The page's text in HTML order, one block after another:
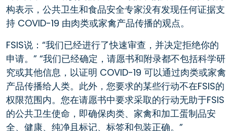
构表示，公共卫生和食品安全专家没有发现任何证据支
持 COVID-19 由肉类或家禽产品传播的观点。
FSIS说：“我们已经进行了快速审查，并决定拒绝你的
申请。” “我们已经确定，请愿书和附录都不包括科学研
究或其他信息，以证明 COVID-19 可以通过肉类或家禽
产品传播给人类。此外，您要求的某些行动不在FSIS的
权限范围内。您在请愿书中要求采取的行动无助于FSIS
的公共卫生使命，即确保肉类、家禽和加工蛋制品安
全、健康、纯净且标记、标签和包装正确。”